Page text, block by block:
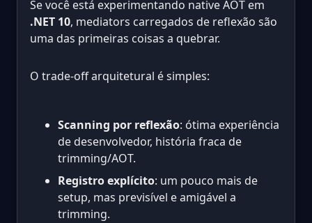
Se você está experimentando native AOT em
.NET 10, mediators carregados de reflexão são
uma das primeiras coisas a quebrar.
O trade-off arquitetural é simples:
Scanning por reflexão: ótima experiência
de desenvolvedor, história fraca de
trimming/AOT.
Registro explícito: um pouco mais de
setup, mas previsível e amigável a
trimming.